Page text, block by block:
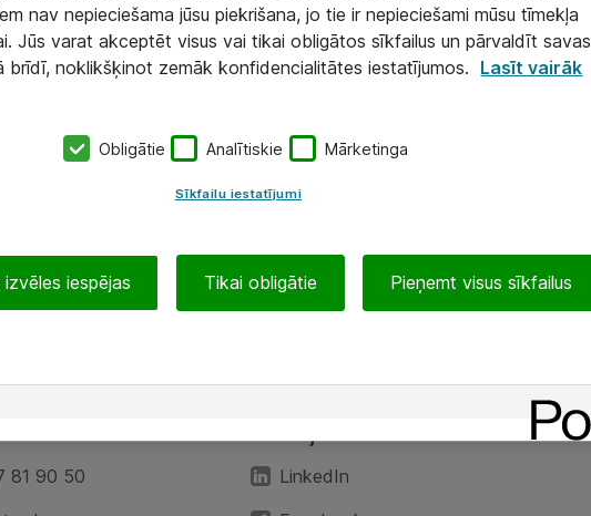
81 90 50
LinkedIn
nav nepieciešama jūsu piekrišana, jo tie ir nepieciešami mūsu tīmekļa
Jūs varat akceptēt visus vai tikai obligātos sīkfailus un pārvaldīt savas
brīdī, noklikšķinot zemāk konfidencialitātes iestatījumos. Lasīt vairāk
Obligātie Analītiskie Mārketinga
Sīkfailu iestatījumi
iespējas Tikai obligātie Pieņemt visus sīkfailus